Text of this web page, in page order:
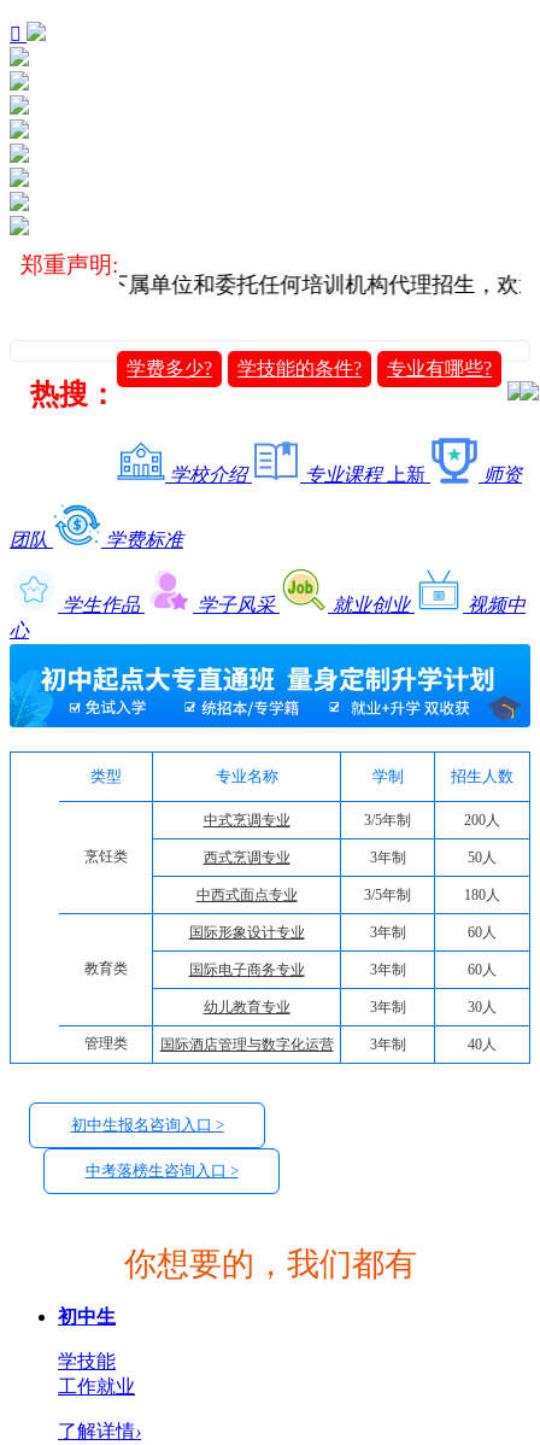

郑重声明:
，没有下属单位和委托任何培训机构代理招生，欢迎
热搜：
学费多少? 学技能的条件? 专业有哪些?
学校介绍 专业课程 上新 师资
团队 学费标准
学生作品 学子风采 就业创业
视频中
心
类型 专业名称 学制 招生人数
烹饪类
中式烹调专业
西式烹调专业
中西式面点专业
3/5年制
3年制
3/5年制
200人
50人
180人
教育类
国际形象设计专业
国际电子商务专业
幼儿教育专业
3年制
3年制
3年制
60人
60人
30人
管理类 国际酒店管理与数字化运营 3年制 40人
初中生报名咨询入口 >
中考落榜生咨询入口 >
你想要的，我们都有
初中生
学技能
工作就业
了解详情›